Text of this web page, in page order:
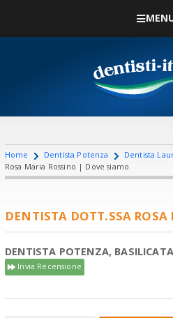
Home Dentista Potenza Dentista
Rosa Maria Rossino | Dove siamo
DENTISTA DOTT.SSA
DENTISTA POTENZA, BASILICATA
Invia Recensione